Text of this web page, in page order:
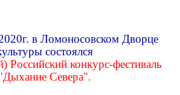
в Ломоносовском Дворце
состоялся
конкурс-фестиваль
Севера".